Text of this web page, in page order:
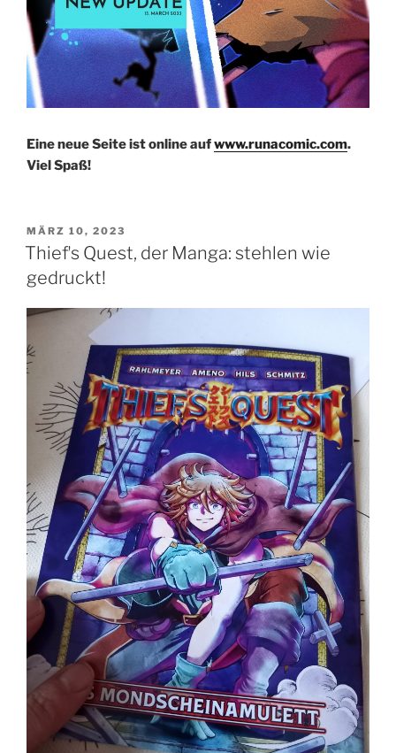
Eine neue Seite ist online aufwww.runacomic.com.
Viel Spaß!
VERÖFFENTLICHT
AM
MÄRZ 10, 2023
Thiefʼs Quest, der Manga: stehlen wie
gedruckt!